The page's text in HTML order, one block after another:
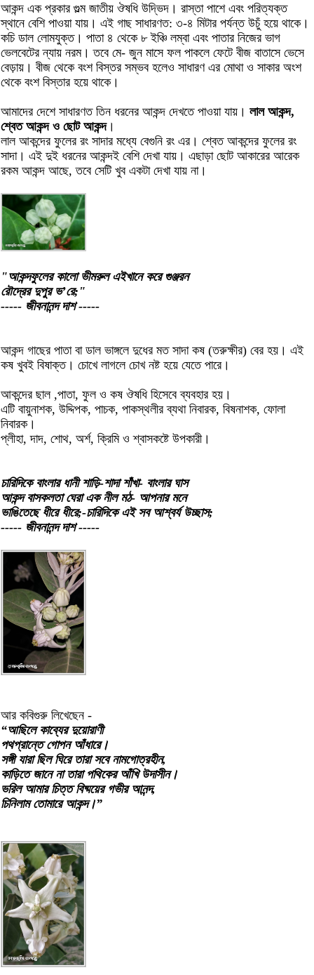
আকন্দ এক প্রকার গুল্ম জাতীয় ঔষধি উদ্ভিদ। রাস্তা পাশে এবং পরিত্যক্ত
স্থানে বেশি পাওয়া যায়। এই গাছ সাধারণত: ৩-৪ মিটার পর্যন্ত উচুঁ হয়ে থাকে।
কচি ডাল লোমযুক্ত। পাতা ৪ থেকে ৮ ইঞ্চি লম্বা এবং পাতার নিজের ভাগ
ভেলবেটের ন্যায় নরম। তবে মে- জুন মাসে ফল পাকলে ফেটে বীজ বাতাসে ভেসে
বেড়ায়। বীজ থেকে বংশ বিস্তর সম্ভব হলেও সাধারণ এর মোথা ও সাকার অংশ
থেকে বংশ বিস্তার হয়ে থাকে।
আমাদের দেশে সাধারণত তিন ধরনের আকন্দ দেখতে পাওয়া যায়। লাল আকন্দ,
শ্বেত আকন্দ ও ছোট আকন্দ।
লাল আকন্দের ফুলের রং সাদার মধ্যে বেগুনি রং এর। শ্বেত আকন্দের ফুলের রং
সাদা। এই দুই ধরনের আকন্দই বেশি দেখা যায়। এছাড়া ছোট আকারের আরেক
রকম আকন্দ আছে, তবে সেটি খুব একটা দেখা যায় না।
"আকন্দফুলের কালো ভীমরুল এইখানে করে গুঞ্জরন
রৌদ্রের দুপুর ভ’রে;"
----- জীবনানন্দ দাশ -----
আকন্দ গাছের পাতা বা ডাল ভাঙ্গলে দুধের মত সাদা কষ (তরুক্ষীর) বের হয়। এই
কষ খুবই বিষাক্ত। চোখে লাগলে চোখ নষ্ট হয়ে যেতে পারে।
আকন্দের ছাল ,পাতা, ফুল ও কষ ঔষধি হিসেবে ব্যবহার হয়।
এটি বায়ুনাশক, উদ্দিপক, পাচক, পাকস্থলীর ব্যথা নিবারক, বিষনাশক, ফোলা
নিবারক।
প্লীহা, দাদ, শোথ, অর্শ, ক্রিমি ও শ্বাসকষ্টে উপকারী।
চারিদিকে বাংলার ধানী শাড়ি-শাদা শাঁখা- বাংলার ঘাস
আকন্দ বাসকলতা ঘেরা এক নীল মঠ- আপনার মনে
ভাঙিতেছে ধীরে ধীরে;-চারিদিকে এই সব আশ্বর্য উচ্ছাস;
----- জীবনানন্দ দাশ -----
আর কবিগুরু লিখেছেন -
“আছিলে কাব্যের দুয়োরাণী
পথপ্রান্তে গোপন আঁধারে।
সঙ্গী যারা ছিল ঘিরে তারা সবে নামগোত্রহীন,
কাড়িতে জানে না তারা পথিকের আঁখি উদাসীন।
ভরিল আমার চিত্ত বিষ্ময়ের গভীর আনন্দ,
চিনিলাম তোমারে আকন্দ।”